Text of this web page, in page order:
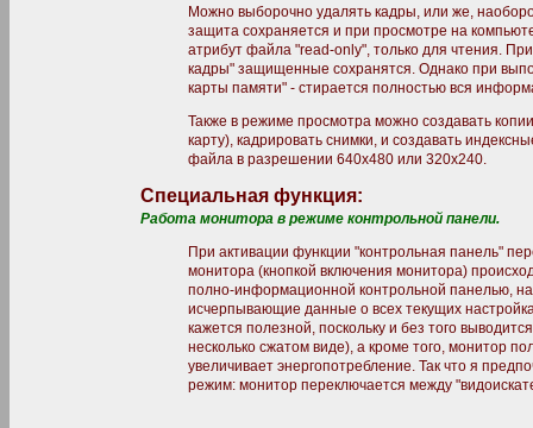
Можно выборочно удалять кадры, или же,
защита сохраняется и при просмотре на
атрибут файла "read-only", только для чтения.
кадры" защищенные сохранятся. Однако при
карты памяти" - стирается полностью вся
Также в режиме просмотра можно создавать
карту), кадрировать снимки, и создавать
файла в разрешении 640х480 или 320х240.
Специальная функция:
Работа монитора в режиме контрольной панели.
При активации функции "контрольная панель"
монитора (кнопкой включения монитора)
полно-информационной контрольной панелью,
исчерпывающие данные о всех текущих
кажется полезной, поскольку и без того
несколько сжатом виде), а кроме того, монитор
увеличивает энергопотребление. Так что я
режим: монитор переключается между